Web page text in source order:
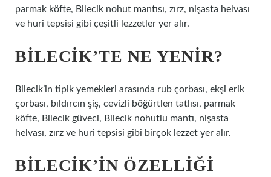
parmak köfte, Bilecik nohut mantısı, zırz, nişasta helvası
ve huri tepsisi gibi çeşitli lezzetler yer alır.
BILECIK’TE NE YENIR?
Bilecik’in tipik yemekleri arasında rub çorbası, ekşi erik
çorbası, bıldırcın şiş, cevizli böğürtlen tatlısı, parmak
köfte, Bilecik güveci, Bilecik nohutlu mantı, nişasta
helvası, zırz ve huri tepsisi gibi birçok lezzet yer alır.
BILECIK’IN ÖZELLIĞI